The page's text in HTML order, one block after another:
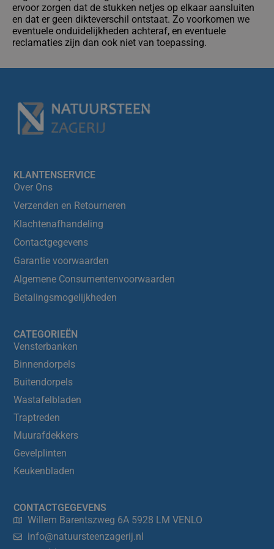
ervoor zorgen dat de stukken netjes op elkaar aansluiten
en dat er geen dikteverschil ontstaat. Zo voorkomen we
eventuele onduidelijkheden achteraf, en eventuele
reclamaties zijn dan ook niet van toepassing.
KLANTENSERVICE
Over Ons
Verzenden en Retourneren
Klachtenafhandeling
Contactgegevens
Garantie voorwaarden
Algemene Consumentenvoorwaarden
Betalingsmogelijkheden
CATEGORIEËN
Vensterbanken
Binnendorpels
Buitendorpels
Wastafelbladen
Traptreden
Muurafdekkers
Gevelplinten
Keukenbladen
CONTACTGEGEVENS
Willem Barentszweg 6A 5928 LM VENLO
info@natuursteenzagerij.nl